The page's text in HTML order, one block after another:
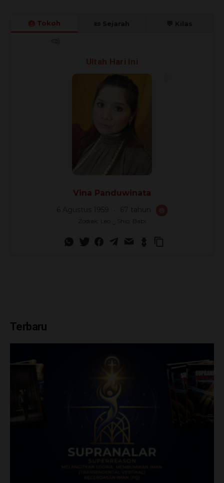
🎂 Tokoh
Ultah Hari Ini
Vina Panduwinata
6 Agustus 1959 67 tahun
Zodiak: Leo ‿ Shio: Babi
Terbaru